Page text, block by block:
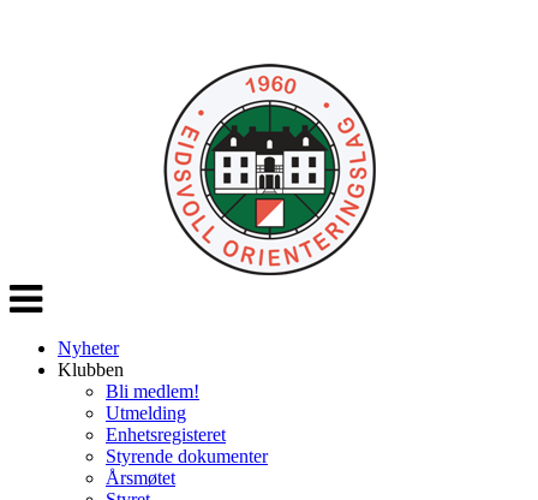
Veksle
navigasjon
Nyheter
Klubben
Bli medlem!
Utmelding
Enhetsregisteret
Styrende dokumenter
Årsmøtet